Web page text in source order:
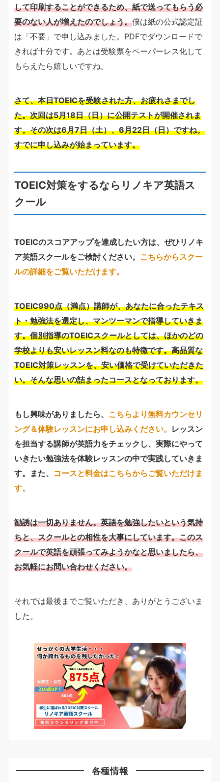
して印刷することができるため、紙で送ってもらう必
要のない人が増えたのでしょう。僕は紙の公式認定証
は「不要」で申し込みました。PDFでダウンロードで
きれば十分です。あとは受験票をペーパーレス化して
もらえたら嬉しいですね。
さて、本日TOEICを受験された方、お疲れさまでし
た。次回は5月18日（日）に公開テストが開催されま
す。その次は6月7日（土）、6月22日（日）ですね。
すでに申し込みが始まっています。
TOEIC対策をするならリノキア英語ス
クール
TOEICのスコアアップを達成したい方は、ぜひリノキ
ア英語スクールをご検討ください。 こちらからスクー
ルの詳細をご覧いただけます。
TOEIC990点（満点）講師が、あなたに合ったテキス
ト・勉強法を選定し、マンツーマンで指導していきま
す。個別指導のTOEICスクールとしては、ほかのどの
学校よりも安いレッスン料なのも特徴です。高品質な
TOEIC対策レッスンを、安い価格で受けていただきた
い。そんな思いの詰まったコースとなっております。
もし興味がありましたら、 こちらより無料カウンセリ
ング＆体験レッスンにお申し込みください。 レッスン
を担当する講師が英語力をチェックし、実際にやって
いきたい勉強法を体験レッスンの中で実践していきま
す。また、 コースと料金はこちらからご覧いただけま
す。
勧誘は一切ありません。英語を勉強したいという気持
ちと、スクールとの相性を大事にしています。このス
クールで英語を頑張ってみようかなと思いましたら、
お気軽にお問い合わせください。
それでは最後までご覧いただき、ありがとうございま
した。
各種情報